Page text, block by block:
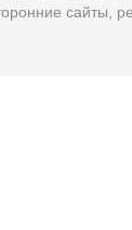
сайты,